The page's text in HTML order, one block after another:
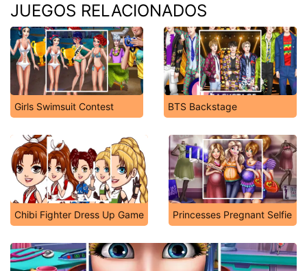
JUEGOS RELACIONADOS
Girls Swimsuit Contest BTS Backstage
Chibi Fighter Dress Up Game Princesses Pregnant Selfie